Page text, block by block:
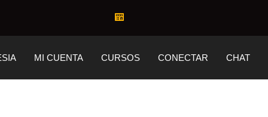
MI CUENTA CURSOS CONECTAR CHAT